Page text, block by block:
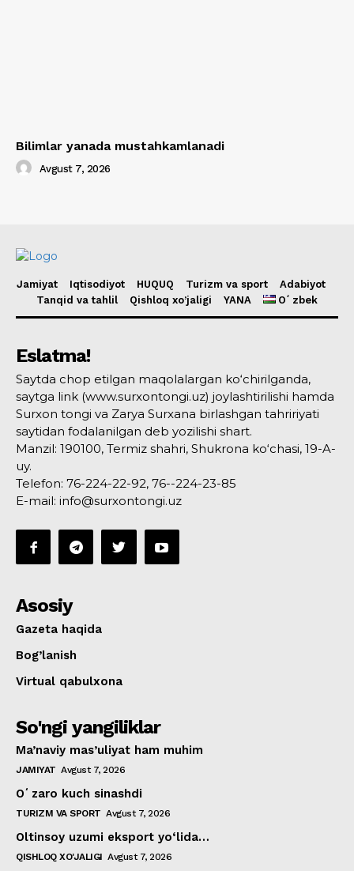
Bilimlar yanada mustahkamlanadi
Avgust 7, 2026
Jamiyat Iqtisodiyot HUQUQ Turizm va sport
Adabiyot
Tanqid va tahlil
Qishloq xo’jaligi YANA Oʻzbek
Eslatma!
Saytda chop etilgan maqolalargan ko‘chirilganda,
saytga link (www.surxontongi.uz) joylashtirilishi hamda
Surxon tongi va Zarya Surxana birlashgan tahririyati
saytidan fodalanilgan deb yozilishi shart.
Manzil: 190100, Termiz shahri, Shukrona ko‘chasi, 19-A-
uy.
Telefon: 76-224-22-92, 76--224-23-85
E-mail: info@surxontongi.uz
Asosiy
Gazeta haqida
Bog’lanish
Virtual qabulxona
So'ngi yangiliklar
Ma’naviy mas’uliyat ham muhim
JAMIYAT Avgust 7, 2026
Oʻzaro kuch sinashdi
TURIZM VA SPORT Avgust 7, 2026
Oltinsoy uzumi eksport yo‘lida…
QISHLOQ XO'JALIGI Avgust 7, 2026